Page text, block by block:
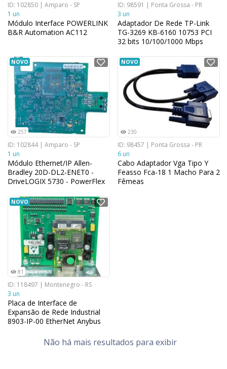
ID: 102850 | Amparo - SP
1 un
Módulo Interface POWERLINK
B&R Automation AC112
ID: 98591 | Ponta Grossa - PR
3 un
Adaptador De Rede TP-Link
TG-3269 KB-6160 10753 PCI
32 bits 10/100/1000 Mbps
NOVO
257
ID: 102844 | Amparo - SP
1 un
Módulo Ethernet/IP Allen-
Bradley 20D-DL2-ENET0 -
DriveLOGIX 5730 - PowerFlex
NOVO
230
ID: 98457 | Ponta Grossa - PR
6 un
Cabo Adaptador Vga Tipo Y
Feasso Fca-18 1 Macho Para 2
Fêmeas
NOVO
81
ID: 118497 | Montenegro - RS
3 un
Placa de Interface de
Expansão de Rede Industrial
8903-IP-00 EtherNet Anybus
Não há mais resultados para exibir